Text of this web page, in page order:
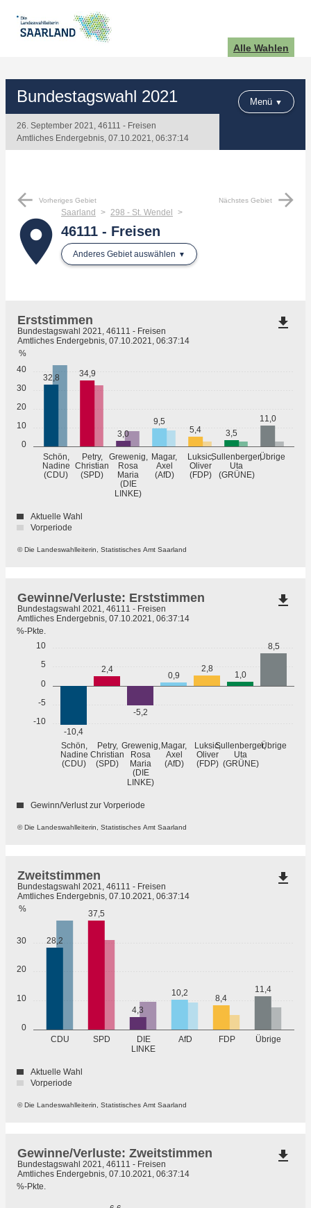
Alle Wahlen
Bundestagswahl 2021
26. September 2021, 46111 - Freisen
Amtliches Endergebnis, 07.10.2021, 06:37:14
Menü
arrow_back Vorheriges Gebiet Nächstes Gebiet arrow_forward
place
Saarland 298 - St. Wendel
46111 - Freisen
Anderes Gebiet auswählen
0
10
20
30
40
%
Schön,
Nadine
(CDU)
Petry,
Christian
(SPD)
Grewenig,
Rosa
Maria
(DIE
LINKE)
Magar,
Axel
(AfD)
Luksic,
Oliver
(FDP)
Sullenberger,
Uta
(GRÜNE)
Übrige
32,8 34,9
3,0
9,5
5,4
3,5
11,0
© Die Landeswahlleiterin, Statistisches Amt Saarland
Erststimmen
Bundestagswahl 2021, 46111 - Freisen
Amtliches Endergebnis, 07.10.2021, 06:37:14
Aktuelle Wahl
Vorperiode
file_download
-10
-5
0
5
10
%-Pkte.
Schön,
Nadine
(CDU)
Petry,
Christian
(SPD)
Grewenig,
Rosa
Maria
(DIE
LINKE)
Magar,
Axel
(AfD)
Luksic,
Oliver
(FDP)
Sullenberger,
Uta
(GRÜNE)
Übrige
-10,4
2,4
-5,2
0,9
2,8
1,0
8,5
© Die Landeswahlleiterin, Statistisches Amt Saarland
Gewinne/Verluste: Erststimmen
Bundestagswahl 2021, 46111 - Freisen
Amtliches Endergebnis, 07.10.2021, 06:37:14
Gewinn/Verlust zur Vorperiode
file_download
0
10
20
30
%
CDU SPD
DIE
LINKE
AfD FDP Übrige
28,2
37,5
4,3
10,2
8,4
11,4
© Die Landeswahlleiterin, Statistisches Amt Saarland
Zweitstimmen
Bundestagswahl 2021, 46111 - Freisen
Amtliches Endergebnis, 07.10.2021, 06:37:14
Aktuelle Wahl
Vorperiode
file_download
%-Pkte.
Gewinne/Verluste: Zweitstimmen
Bundestagswahl 2021, 46111 - Freisen
Amtliches Endergebnis, 07.10.2021, 06:37:14
file_download